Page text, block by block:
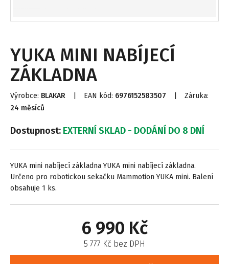
YUKA MINI NABÍJECÍ
ZÁKLADNA
Výrobce: BLAKAR EAN kód: 6976152583507
Záruka:
24 měsíců
Dostupnost: EXTERNÍ SKLAD - DODÁNÍ DO 8 DNÍ
YUKA mini nabíjecí základna YUKA mini nabíjecí základna.
Určeno pro robotickou sekačku Mammotion YUKA mini. Balení
obsahuje 1 ks.
6 990 Kč
5 777 Kč bez DPH